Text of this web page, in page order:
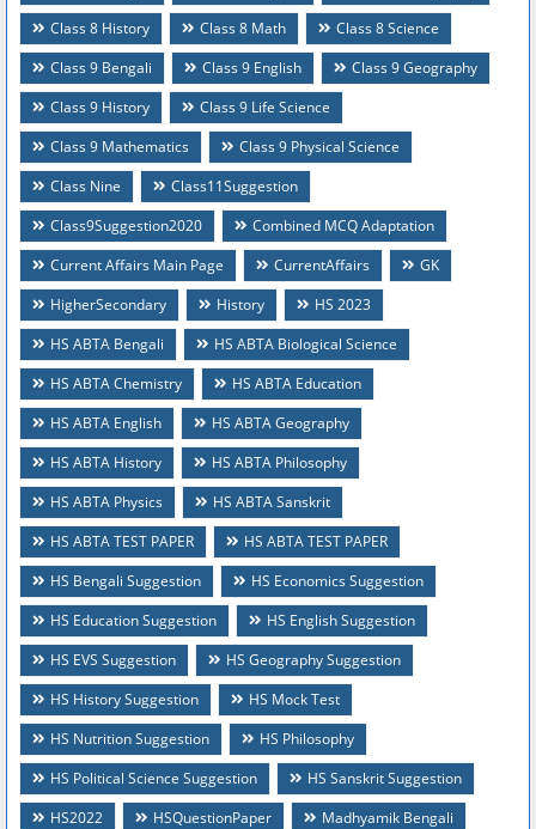
Class 8 History
Class 8 Math
Class 8 Science
Class 9 Bengali
Class 9 English
Class 9 Geography
Class 9 History
Class 9 Life Science
Class 9 Mathematics
Class 9 Physical Science
Class Nine
Class11Suggestion
Class9Suggestion2020
Combined MCQ Adaptation
Current Affairs Main Page
CurrentAffairs
GK
HigherSecondary
History
HS 2023
HS ABTA Bengali
HS ABTA Biological Science
HS ABTA Chemistry
HS ABTA Education
HS ABTA English
HS ABTA Geography
HS ABTA History
HS ABTA Philosophy
HS ABTA Physics
HS ABTA Sanskrit
HS ABTA TEST PAPER
HS ABTA TEST PAPER
HS Bengali Suggestion
HS Economics Suggestion
HS Education Suggestion
HS English Suggestion
HS EVS Suggestion
HS Geography Suggestion
HS History Suggestion
HS Mock Test
HS Nutrition Suggestion
HS Philosophy
HS Political Science Suggestion
HS Sanskrit Suggestion
HS2022
HSQuestionPaper
Madhyamik Bengali